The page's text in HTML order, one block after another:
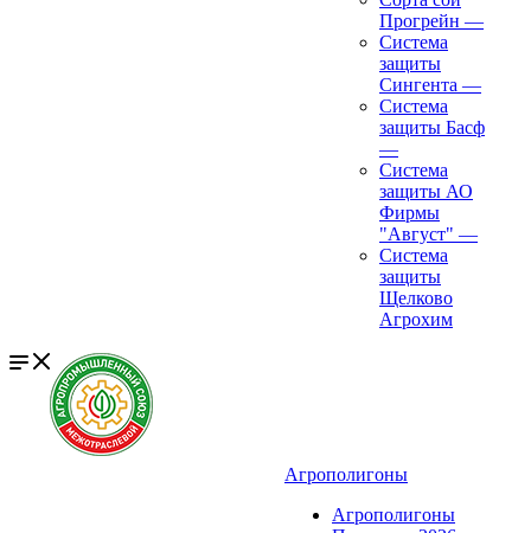
Прогрейн —
Система
защиты
Сингента —
Система
защиты Басф
—
Система
защиты АО
Фирмы
"Август" —
Система
защиты
Щелково
Агрохим
Агрополигоны
Агрополигоны